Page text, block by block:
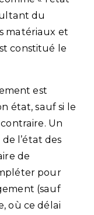
du
matériaux et
constitué le
est
état, sauf si le
Un
l’état des
de
pour
(sauf
où ce délai